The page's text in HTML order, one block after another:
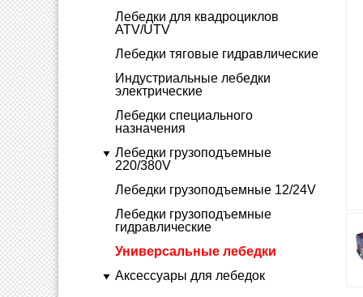
Лебедки для квадроциклов
ATV/UTV
Лебедки тяговые гидравлические
Индустриальные лебедки
электрические
Лебедки специального
назначения
Лебедки грузоподъемные
220/380V
Лебедки грузоподъемные 12/24V
Лебедки грузоподъемные
гидравлические
Универсальные лебедки
Аксессуары для лебедок